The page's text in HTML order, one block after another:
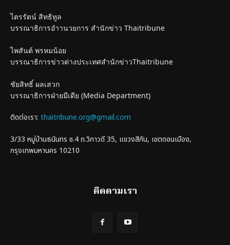
ไตรรัตน์ สิทธิทูล
บรรณาธิการอำานวยการ สำนักข่าว Thaitribune
ไพสันต์ พรหมน้อย
บรรณาธิการข่าวต่างประเทศสำนักข่าวThaitribune
ชัยสิทธิ์ ผลเสวก
บรรณาธิการฝ่ายมีเดีย (Media Department)
ติดต่อเรา: thaitribune.org@gmail.com
3/33 หมู่บ้านธนินทร ซ.4 ถ.วิภาวดี 35, แขวงสีกัน, เขตดอนเมือง,
กรุงเทพมหานคร 10210
ติดตามเรา